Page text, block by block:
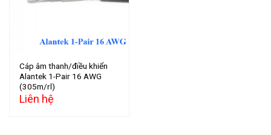
Cáp âm thanh/điều khiển
Alantek 1-Pair 16 AWG
(305m/rl)
Liên hệ